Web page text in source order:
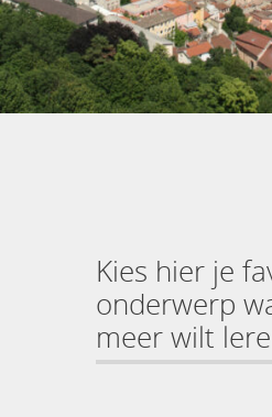
Kies hier je
onderwerp
meer wilt